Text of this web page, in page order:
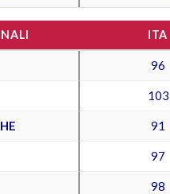
ITA
96
103
91
97
98